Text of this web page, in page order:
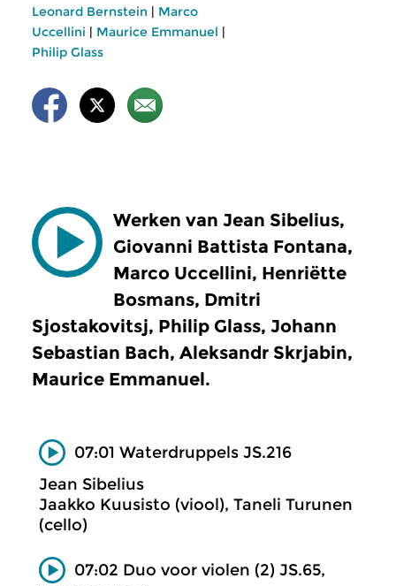
Leonard Bernstein | Marco
Uccellini | Maurice Emmanuel |
Philip Glass
Werken van Jean Sibelius,
Giovanni Battista Fontana,
Marco Uccellini, Henriëtte
Bosmans, Dmitri
Sjostakovitsj, Philip Glass, Johann
Sebastian Bach, Aleksandr Skrjabin,
Maurice Emmanuel.
07:01 Waterdruppels JS.216
Jean Sibelius
Jaakko Kuusisto (viool), Taneli Turunen
(cello)
07:02 Duo voor violen (2) JS.65,